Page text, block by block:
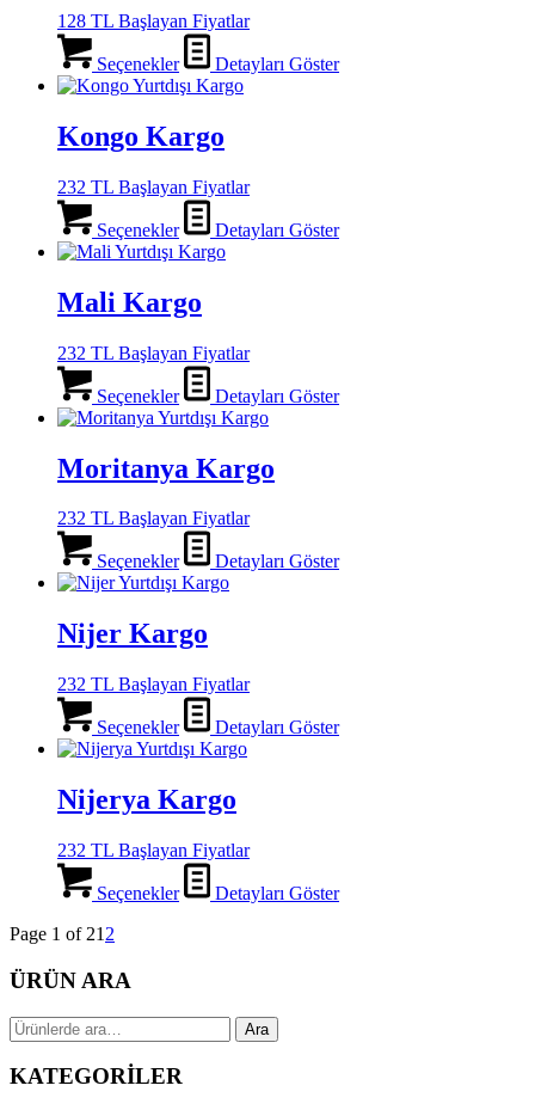
128 TL Başlayan Fiyatlar
Seçenekler Detayları Göster
Kongo Kargo
232 TL Başlayan Fiyatlar
Seçenekler Detayları Göster
Mali Kargo
232 TL Başlayan Fiyatlar
Seçenekler Detayları Göster
Moritanya Kargo
232 TL Başlayan Fiyatlar
Seçenekler Detayları Göster
Nijer Kargo
232 TL Başlayan Fiyatlar
Seçenekler Detayları Göster
Nijerya Kargo
232 TL Başlayan Fiyatlar
Seçenekler
Detayları Göster
Page 1 of 21 2
ÜRÜN ARA
Ara: Ara
KATEGORİLER